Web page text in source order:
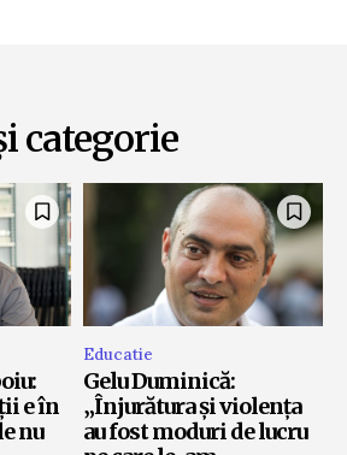
categorie
e în
nu
Educatie
Gelu Duminică:
„Înjurătura și violența
au fost moduri de lucru